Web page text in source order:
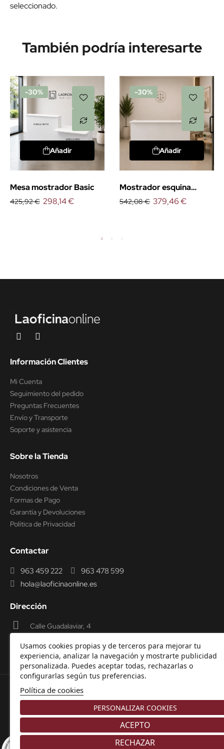
seleccionado.
También podría interesarte
-30%
Añadir
Mesa mostrador Basic
425,92 € 298,14 €
-30%
Añadir
Mostrador esquina
derecha Basic
542,08 € 379,46 €
Usamos cookies propias y de terceros para mejorar tu
experiencia, analizar la navegación y mostrarte publicidad
personalizada. Puedes aceptar todas, rechazarlas o
configurarlas según tus preferencias.
Política de cookies
PERSONALIZAR COOKIES
RECHAZAR
ACEPTO
Información Clientes
Mi Cuenta
Seguimiento del pedido
Preguntas Frecuentes
Envío y Transporte
Soporte y asistencia
Sobre la Tienda
Nosotros
Condiciones de Venta
Formas de Pago
Garantía y Devoluciones
Política de Privacidad
Contactar
963 459 222
963 478 599
hola@laoficinaonline.es
Dirección
Calle Guadalaviar, 4
© 2000-2026 Laoficinaonline.
Aviso Legal-Política de cookies-Política de
Privacidad-Garantía y Devoluciones.